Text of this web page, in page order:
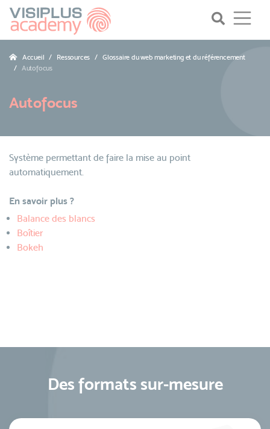
Accueil Ressources
Glossaire du web marketing et du référencement
Autofocus
Autofocus
Système permettant de faire la mise au point
automatiquement.
En savoir plus ?
Balance des blancs
Boîtier
Bokeh
Des formats sur-mesure